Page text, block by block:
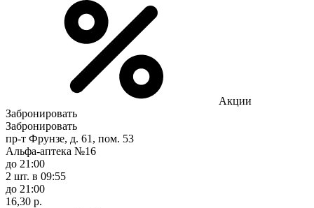
Акции
Забронировать
Забронировать
пр-т Фрунзе, д. 61, пом. 53
Альфа-аптека №16
до 21:00
2 шт. в 09:55
до 21:00
16,30 р.